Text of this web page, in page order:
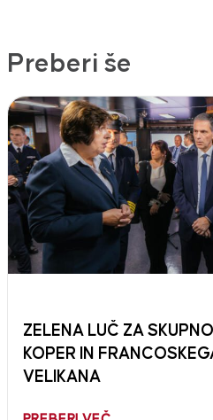
Preberi še
ZELENA LUČ ZA
KOPER IN
VELIKANA